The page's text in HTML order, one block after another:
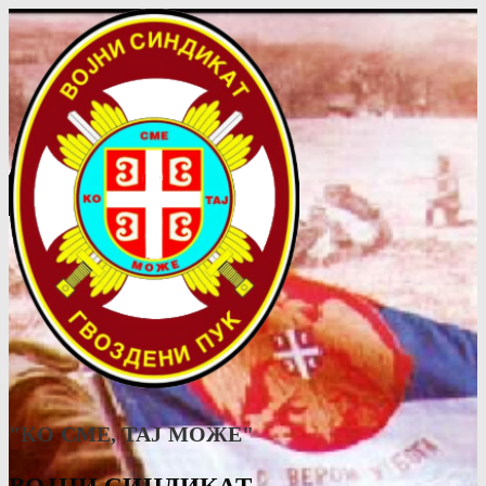
"КО СМЕ, ТАJ МОЖЕ"